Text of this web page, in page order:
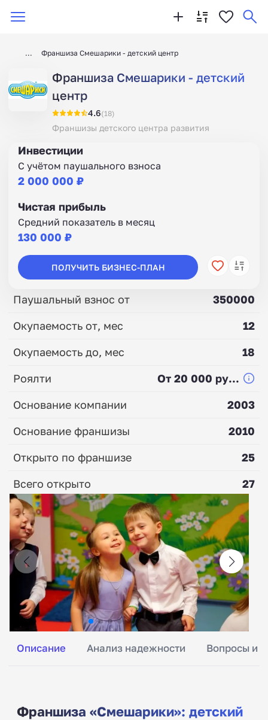
Франшиза Смешарики - детский центр
Франшиза Смешарики - детский
центр
4.6(18)
Франшизы детского центра развития
Описание Анализ надежности Вопросы и
Франшиза «Смешарики»: детский
Инвестиции
С учётом паушального взноса
2 000 000 ₽
Чистая прибыль
Средний показатель в месяц
130 000 ₽
ПОЛУЧИТЬ БИЗНЕС-ПЛАН
Паушальный взнос от
350000
Окупаемость от, мес
12
Окупаемость до, мес
18
Роялти
От 20 000 ру...
Основание компании
2003
Основание франшизы
2010
Открыто по франшизе
25
Всего открыто
27